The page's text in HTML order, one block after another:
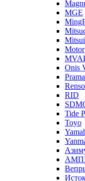
MGE
Motor
Onis
RID
Tide
Toyo